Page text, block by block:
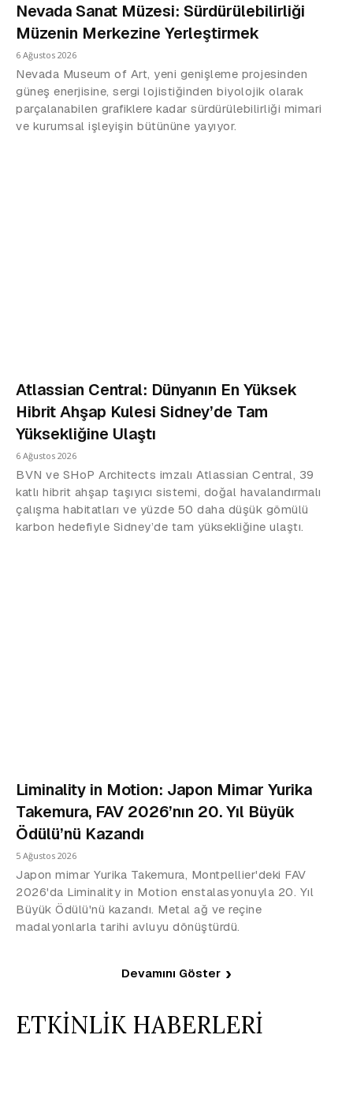
Nevada Sanat Müzesi: Sürdürülebilirliği
Müzenin Merkezine Yerleştirmek
6 Ağustos 2026
Nevada Museum of Art, yeni genişleme projesinden
güneş enerjisine, sergi lojistiğinden biyolojik olarak
parçalanabilen grafiklere kadar sürdürülebilirliği mimari
ve kurumsal işleyişin bütününe yayıyor.
Atlassian Central: Dünyanın En Yüksek
Hibrit Ahşap Kulesi Sidney’de Tam
Yüksekliğine Ulaştı
6 Ağustos 2026
BVN ve SHoP Architects imzalı Atlassian Central, 39
katlı hibrit ahşap taşıyıcı sistemi, doğal havalandırmalı
çalışma habitatları ve yüzde 50 daha düşük gömülü
karbon hedefiyle Sidney’de tam yüksekliğine ulaştı.
Liminality in Motion: Japon Mimar Yurika
Takemura, FAV 2026’nın 20. Yıl Büyük
Ödülü’nü Kazandı
5 Ağustos 2026
Japon mimar Yurika Takemura, Montpellier'deki FAV
2026'da Liminality in Motion enstalasyonuyla 20. Yıl
Büyük Ödülü'nü kazandı. Metal ağ ve reçine
madalyonlarla tarihi avluyu dönüştürdü.
Devamını Göster
ETKİNLİK HABERLERİ